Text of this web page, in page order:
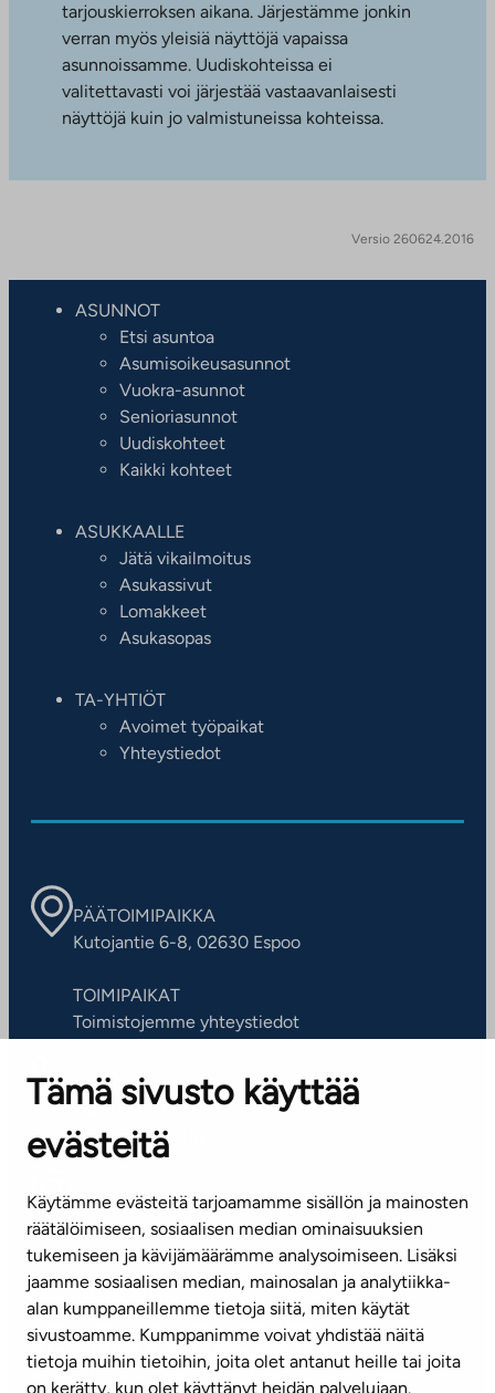
Tämä sivusto käyttää
evästeitä
Käytämme evästeitä tarjoamamme sisällön ja mainosten
räätälöimiseen, sosiaalisen median ominaisuuksien
tukemiseen ja kävijämäärämme analysoimiseen. Lisäksi
jaamme sosiaalisen median, mainosalan ja analytiikka-
alan kumppaneillemme tietoja siitä, miten käytät
sivustoamme. Kumppanimme voivat yhdistää näitä
tietoja muihin tietoihin, joita olet antanut heille tai joita
on kerätty, kun olet käyttänyt heidän palvelujaan.
tarjouskierroksen aikana. Järjestämme jonkin
verran myös yleisiä näyttöjä vapaissa
asunnoissamme. Uudiskohteissa ei
valitettavasti voi järjestää vastaavanlaisesti
näyttöjä kuin jo valmistuneissa kohteissa.
Versio 260624.2016
ASUNNOT
Etsi asuntoa
Asumisoikeusasunnot
Vuokra-asunnot
Senioriasunnot
Uudiskohteet
Kaikki kohteet
ASUKKAALLE
Jätä vikailmoitus
Asukassivut
Lomakkeet
Asukasopas
TA-YHTIÖT
Avoimet työpaikat
Yhteystiedot
PÄÄTOIMIPAIKKA
Kutojantie 6-8, 02630 Espoo
TOIMIPAIKAT
Toimistojemme yhteystiedot
ASIAKASPALVELUKESKUS
Puh. 045 7734 3777
(arkisin klo 8-16)
info@ta.fi
Tilaa uutiskirje
Mediapankki